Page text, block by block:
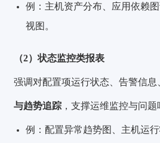
例：主机资产分布、应用依赖
视图。
（2）状态监控类报表
强调对配置项运行状态、告警信
与趋势追踪 ，支撑运维监控与问题
例：配置异常趋势图、主机运